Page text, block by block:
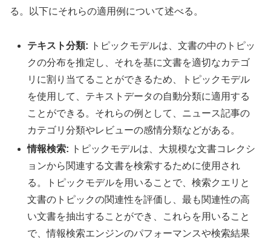
る。以下にそれらの適用例について述べる。
テキスト分類: トピックモデルは、文書の中のトピッ
クの分布を推定し、それを基に文書を適切なカテゴ
リに割り当てることができるため、トピックモデル
を使用して、テキストデータの自動分類に適用する
ことができる。それらの例として、ニュース記事の
カテゴリ分類やレビューの感情分類などがある。
情報検索: トピックモデルは、大規模な文書コレクシ
ョンから関連する文書を検索するために使用され
る。トピックモデルを用いることで、検索クエリと
文書のトピックの関連性を評価し、最も関連性の高
い文書を抽出することができ、これらを用いること
で、情報検索エンジンのパフォーマンスや検索結果